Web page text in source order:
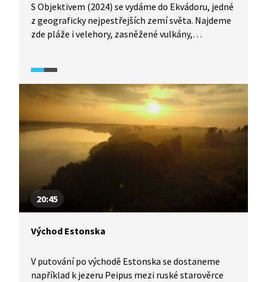
S Objektivem (2024) se vydáme do Ekvádoru, jedné
z geograficky nejpestřejších zemí světa. Najdeme
zde pláže i velehory, zasněžené vulkány,
prakticky seznámit s Coriolisovým efektem, stačí
se dívat na vodu vytékající z umyvadla.
20:45
Východ Estonska
V putování po východě Estonska se dostaneme
například k jezeru Peipus mezi ruské starověrce